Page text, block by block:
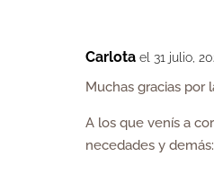
Carlota el 31 julio,
Muchas gracias por
A los que venís a
necedades y